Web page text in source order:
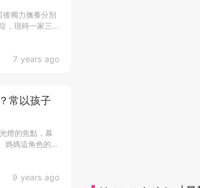
7 years ago
後獨力撫養分別
，現時一家三
9 years ago
常以孩子
燈的焦點，幕
媽媽這角色的父